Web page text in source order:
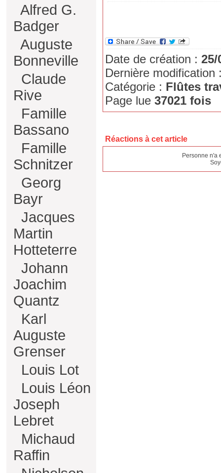
Alfred G.
Badger
Auguste
Bonneville
Claude
Rive
Famille
Bassano
Famille
Schnitzer
Georg
Bayr
Jacques
Martin
Hotteterre
Johann
Joachim
Quantz
Karl
Auguste
Grenser
Louis Lot
Louis Léon
Joseph
Lebret
Michaud
Raffin
Date de création : 25/
Dernière
Catégorie : Flûtes
Page lue 37021 fois
Réactions à cet article
Personne n'a